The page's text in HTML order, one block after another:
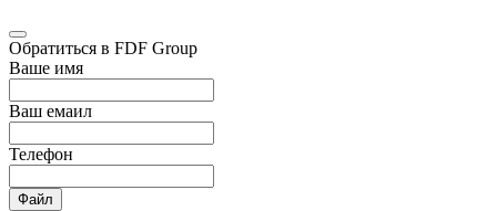
Обратиться в FDF Group
Ваше имя
Ваш емаил
Телефон
Файл